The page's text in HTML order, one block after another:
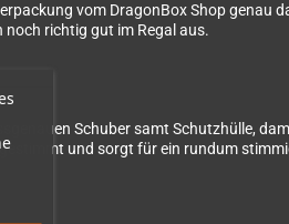
vom DragonBox Shop genau
richtig gut im Regal aus.
Schuber samt Schutzhülle,
und sorgt für ein rundum